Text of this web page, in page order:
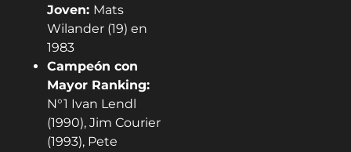
Joven: Mats
Wilander (19) en
1983
Campeón con
Mayor Ranking:
N°1 Ivan Lendl
(1990), Jim Courier
(1993), Pete